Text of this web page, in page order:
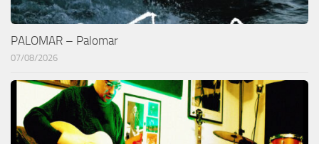
PALOMAR – Palomar
07/08/2026